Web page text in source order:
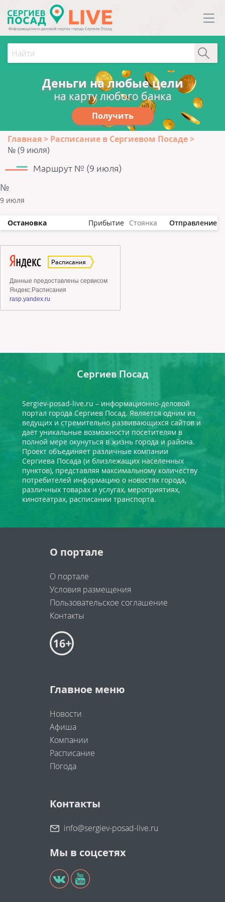
Деньги на любые цели
на карту любого банка
Получить
Главная
Расписание в Сергиевом Посаде
№ (9 июля)
Маршрут № (9 июля)
№
9 июля
Остановка Прибытие Стоянка Отправление
Сергиев Посад
Sergiev-posad-live.ru – информационно-деловой
портал города Сергиев Посад. Является одним из
ведущих и стремительно развивающихся сайтов и
даёт уникальные возможности посетителям в
полной мере окунуться в жизнь города и района.
Проект объединяет различные компании
Сергиева Посада (и близлежащих населенных
пунктов), представляя максимальному количеству
потребителей информацию о новостях города,
различных товарах и услугах, мероприятиях,
кинотеатрах, расписании транспорта.
О портале
О портале
Условия размещения
Пользовательское соглашение
Контакты
Главное меню
Новости
Афиша
Компании
Расписание
Погода
Контакты
info@sergiev-posad-live.ru
Мы в соцсетях